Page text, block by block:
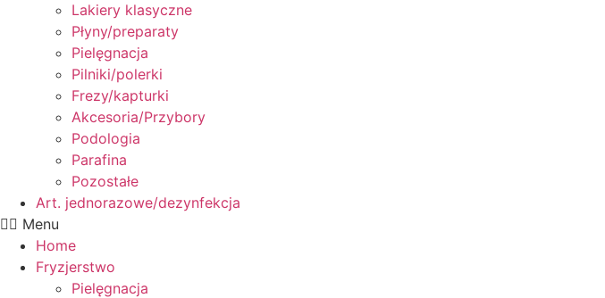
Lakiery klasyczne
Płyny/preparaty
Pielęgnacja
Pilniki/polerki
Frezy/kapturki
Akcesoria/Przybory
Podologia
Parafina
Pozostałe
Art. jednorazowe/dezynfekcja
Menu
Home
Fryzjerstwo
Pielęgnacja